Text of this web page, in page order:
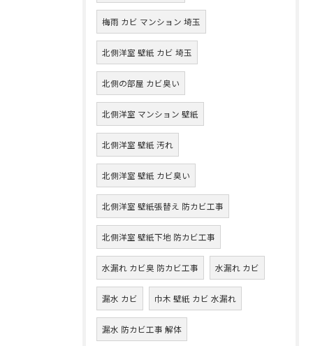
梅雨 カビ マンション 埼玉
北側洋室 壁紙 カビ 埼玉
北側の部屋 カビ臭い
北側洋室 マンション 壁紙
北側洋室 壁紙 汚れ
北側洋室 壁紙 カビ臭い
北側洋室 壁紙張替え 防カビ工事
北側洋室 壁紙下地 防カビ工事
水漏れ カビ臭 防カビ工事 水漏れ カビ
漏水 カビ 巾木 壁紙 カビ 水漏れ
漏水 防カビ工事 解体